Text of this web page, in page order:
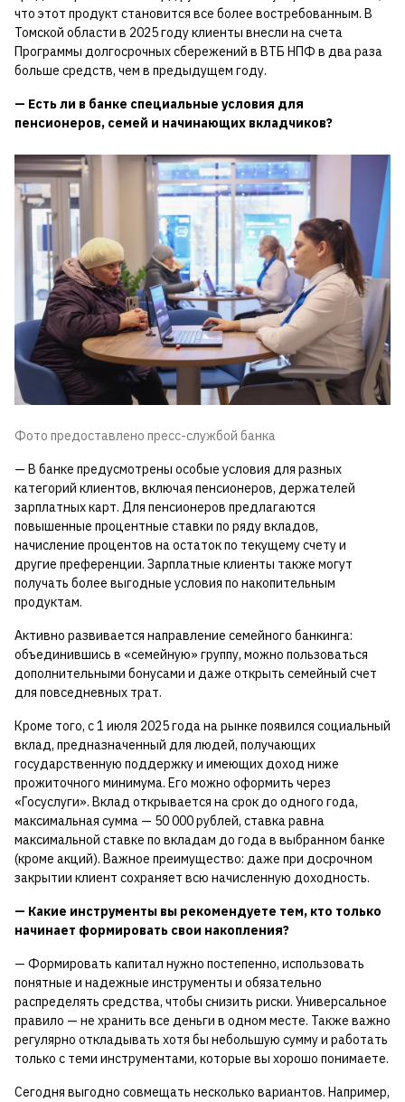
что этот продукт становится все более востребованным. В
Томской области в 2025 году клиенты внесли на счета
Программы долгосрочных сбережений в ВТБ НПФ в два раза
больше средств, чем в предыдущем году.
— Есть ли в банке специальные условия для
пенсионеров, семей и начинающих вкладчиков?
Фото предоставлено пресс-службой банка
— В банке предусмотрены особые условия для разных
категорий клиентов, включая пенсионеров, держателей
зарплатных карт. Для пенсионеров предлагаются
повышенные процентные ставки по ряду вкладов,
начисление процентов на остаток по текущему счету и
другие преференции. Зарплатные клиенты также могут
получать более выгодные условия по накопительным
продуктам.
Активно развивается направление семейного банкинга:
объединившись в «семейную» группу, можно пользоваться
дополнительными бонусами и даже открыть семейный счет
для повседневных трат.
Кроме того, с 1 июля 2025 года на рынке появился социальный
вклад, предназначенный для людей, получающих
государственную поддержку и имеющих доход ниже
прожиточного минимума. Его можно оформить через
«Госуслуги». Вклад открывается на срок до одного года,
максимальная сумма — 50 000 рублей, ставка равна
максимальной ставке по вкладам до года в выбранном банке
(кроме акций). Важное преимущество: даже при досрочном
закрытии клиент сохраняет всю начисленную доходность.
— Какие инструменты вы рекомендуете тем, кто только
начинает формировать свои накопления?
— Формировать капитал нужно постепенно, использовать
понятные и надежные инструменты и обязательно
распределять средства, чтобы снизить риски. Универсальное
правило — не хранить все деньги в одном месте. Также важно
регулярно откладывать хотя бы небольшую сумму и работать
только с теми инструментами, которые вы хорошо понимаете.
Сегодня выгодно совмещать несколько вариантов. Например,